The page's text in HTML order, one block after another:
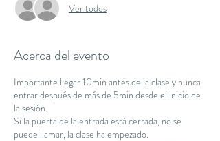
Ver todos
Acerca del evento
Importante llegar 10min antes de la clase y nunca
entrar después de más de 5min desde el inicio de
la sesión.
Si la puerta de la entrada está cerrada, no se
puede llamar, la clase ha empezado.